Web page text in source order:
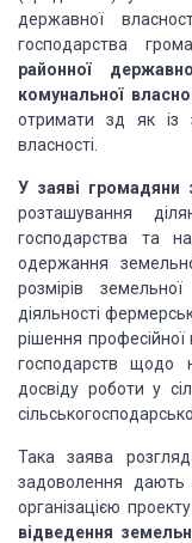
державної
господарства
районної
комунальної
отримати зд як із
власності.
У заяві громадяни
розташування
господарства та
одержання
розмірів
діяльності
рішення
господарств щодо
досвіду роботи у
Така заява
задоволення дають
організацією
відведення